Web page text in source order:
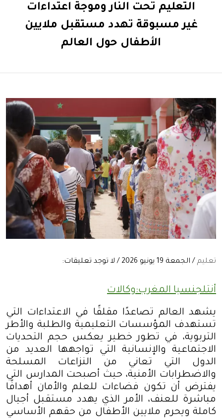
التعليم تحت النار وموجة اعتداءات
غير مسبوقة تهدد مستقبل ملايين
الأطفال حول العالم
تعليم / الجمعة 19 يونيو 2026 / لا توجد تعليقات:
أنتلجنسيا المغرب:وكالات
يشهد العالم تصاعدًا مقلقًا في الاعتداءات التي
تستهدف المؤسسات التعليمية والطلبة والأطر
التربوية، في تطور خطير يعكس حجم التحديات
الاجتماعية والإنسانية التي تواجهها العديد من
الدول التي تعاني من النزاعات المسلحة
والاضطرابات الأمنية، حيث أصبحت المدارس التي
يفترض أن تكون فضاءات للعلم والأمان أهدافًا
مباشرة للعنف، الأمر الذي يهدد مستقبل أجيال
كاملة ويحرم ملايين الأطفال من حقهم الأساسي